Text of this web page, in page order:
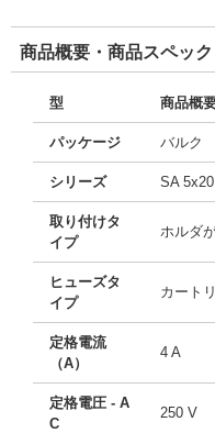
商品概要・商品スペック
型 商品概
パッケージ バルク
シリーズ SA 5x20
取り付けタ
イプ
ホルダ
ヒューズタ
イプ
カート
定格電流
（A）
4 A
定格電圧 - A
C
250 V